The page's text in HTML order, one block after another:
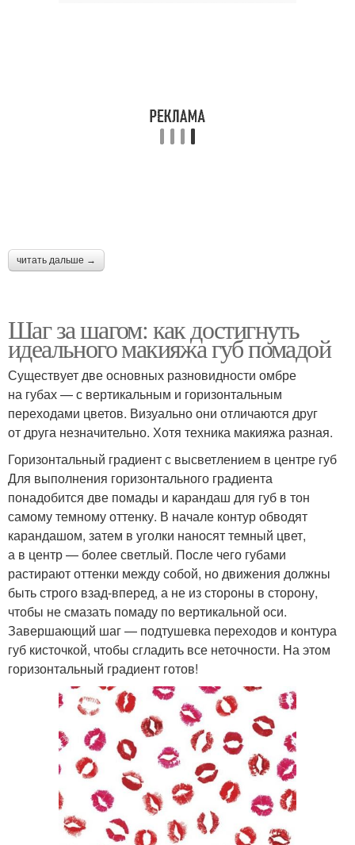
читать дальше →
Шаг за шагом: как достигнуть
идеального макияжа губ помадой
Существует две основных разновидности омбре
на губах — с вертикальным и горизонтальным
переходами цветов. Визуально они отличаются друг
от друга незначительно. Хотя техника макияжа разная.
Горизонтальный градиент с высветлением в центре губ
Для выполнения горизонтального градиента
понадобится две помады и карандаш для губ в тон
самому темному оттенку. В начале контур обводят
карандашом, затем в уголки наносят темный цвет,
а в центр — более светлый. После чего губами
растирают оттенки между собой, но движения должны
быть строго взад-вперед, а не из стороны в сторону,
чтобы не смазать помаду по вертикальной оси.
Завершающий шаг — подтушевка переходов и контура
губ кисточкой, чтобы сгладить все неточности. На этом
горизонтальный градиент готов!